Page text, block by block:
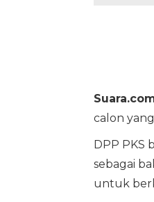
calon
DPP PKS
sebagai
untuk